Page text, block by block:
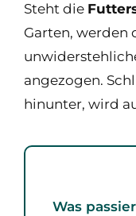
Steht die
Garten, werden
angezogen.
hinunter, wird
Was